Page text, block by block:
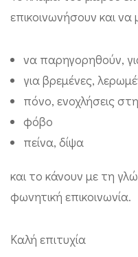
επικοινωνήσουν και
να παρηγορηθούν,
για βρεμένες,
πόνο, ενοχλήσεις
φόβο
πείνα, δίψα
και το κάνουν με τη
φωνητική επικοινωνία.
Καλή επιτυχία